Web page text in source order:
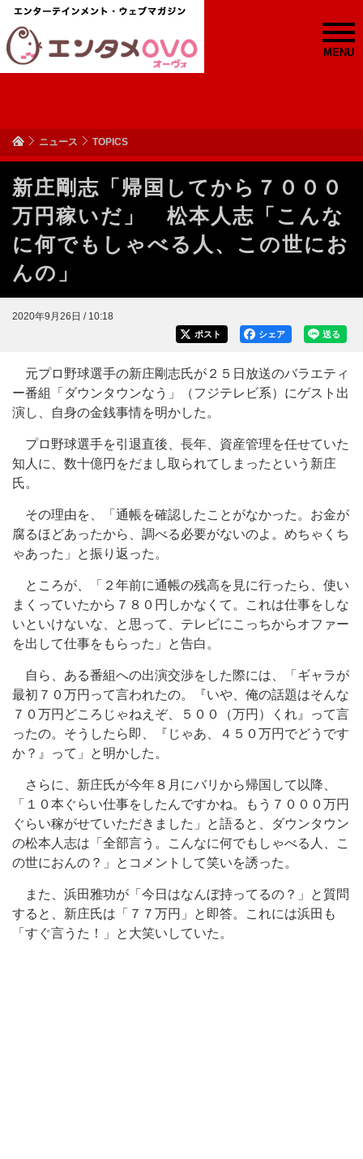
MENU
ニュース TOPICS
新庄剛志「帰国してから７０００
万円稼いだ」 松本人志「こんな
に何でもしゃべる人、この世にお
んの」
2020年9月26日 / 10:18
送る
シェア
ポスト
元プロ野球選手の新庄剛志氏が２５日放送のバラエティ
ー番組「ダウンタウンなう」（フジテレビ系）にゲスト出
演し、自身の金銭事情を明かした。
プロ野球選手を引退直後、長年、資産管理を任せていた
知人に、数十億円をだまし取られてしまったという新庄
氏。
その理由を、「通帳を確認したことがなかった。お金が
腐るほどあったから、調べる必要がないのよ。めちゃくち
ゃあった」と振り返った。
ところが、「２年前に通帳の残高を見に行ったら、使い
まくっていたから７８０円しかなくて。これは仕事をしな
いといけないな、と思って、テレビにこっちからオファー
を出して仕事をもらった」と告白。
自ら、ある番組への出演交渉をした際には、「ギャラが
最初７０万円って言われたの。『いや、俺の話題はそんな
７０万円どころじゃねえぞ、５００（万円）くれ』って言
ったの。そうしたら即、『じゃあ、４５０万円でどうです
か？』って」と明かした。
さらに、新庄氏が今年８月にバリから帰国して以降、
「１０本ぐらい仕事をしたんですかね。もう７０００万円
ぐらい稼がせていただきました」と語ると、ダウンタウン
の松本人志は「全部言う。こんなに何でもしゃべる人、こ
の世におんの？」とコメントして笑いを誘った。
また、浜田雅功が「今日はなんぼ持ってるの？」と質問
すると、新庄氏は「７７万円」と即答。これには浜田も
「すぐ言うた！」と大笑いしていた。